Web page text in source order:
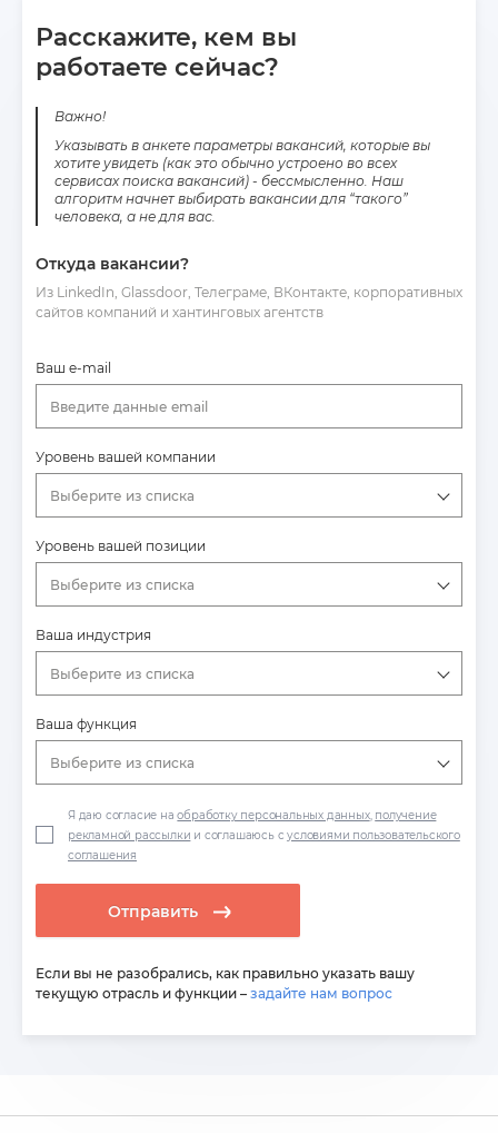
Расскажите, кем вы
работаете сейчас?
Важно!
Указывать в анкете параметры вакансий, которые вы
хотите увидеть (как это обычно устроено во всех
сервисах поиска вакансий) - бессмысленно. Наш
алгоритм начнет выбирать вакансии для “такого”
человека, а не для вас.
Откуда вакансии?
Из LinkedIn, Glassdoor, Телеграме, ВКонтакте, корпоративных
сайтов компаний и хантинговых агентств
Ваш e-mail
Введите данные email
Уровень вашей компании
Выберите из списка
Уровень вашей позиции
Выберите из списка
Ваша индустрия
Выберите из списка
Ваша функция
Выберите из списка
Я даю согласие наобработку персональных данных, получение
рекламной рассылки и соглашаюсь сусловиями пользовательского
соглашения
Отправить
Если вы не разобрались, как правильно указать вашу
текущую отрасль и функции – задайте нам вопрос